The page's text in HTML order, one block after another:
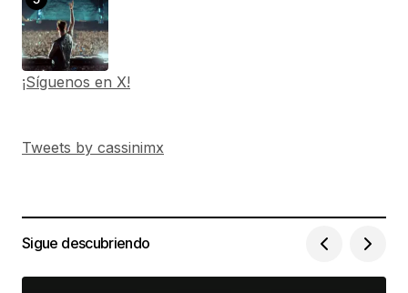
¡Síguenos en X!
Tweets by cassinimx
Sigue descubriendo